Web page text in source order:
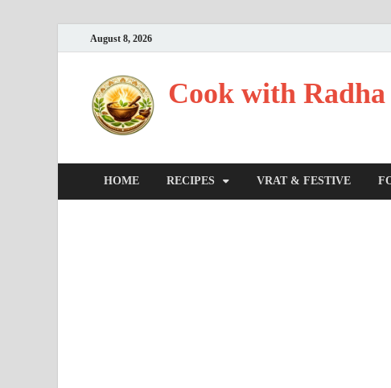
August 8, 2026
Cook with Radha
HOME RECIPES VRAT & FESTIVE